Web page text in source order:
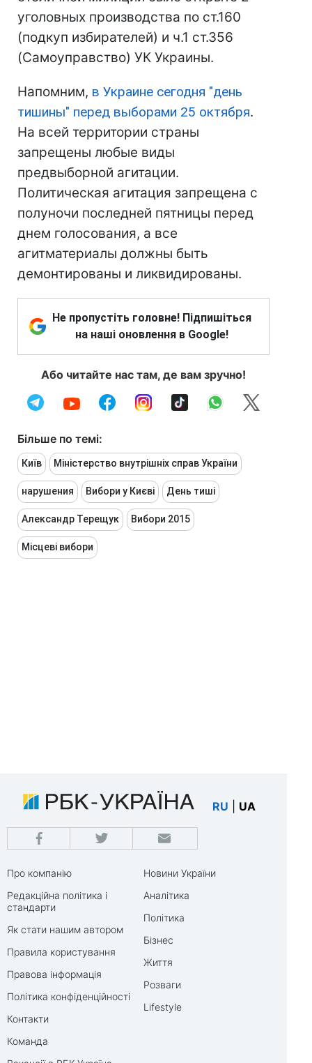
уголовных производства по ст.160
(подкуп избирателей) и ч.1 ст.356
(Самоуправство) УК Украины.
Напомним, в Украине сегодня "день
тишины" перед выборами 25 октября.
На всей территории страны
запрещены любые виды
предвыборной агитации.
Политическая агитация запрещена с
полуночи последней пятницы перед
днем ​​голосования, а все
агитматериалы должны быть
демонтированы и ликвидированы.
Не пропустіть головне! Підпишіться
на наші оновлення в Google!
Або читайте нас там, де вам зручно!
Більше по темі:
Київ Міністерство внутрішніх справ України
нарушения Вибори у Києві День тиші
Александр Терещук Вибори 2015
Місцеві вибори
RU UA
Про компанію
Редакційна політика і
стандарти
Як стати нашим автором
Правила користування
Правова інформація
Політика конфіденційності
Контакти
Команда
Новини України
Аналітика
Політика
Бізнес
Життя
Розваги
Lifestyle